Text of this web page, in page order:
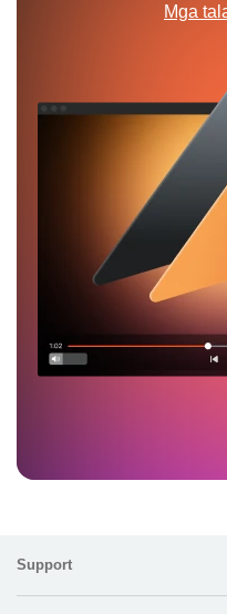
Mga
Support